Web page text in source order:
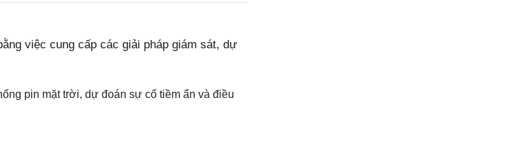
việc cung cấp các giải pháp giám sát, dự
pin mặt trời, dự đoán sự cố tiềm ẩn và điều